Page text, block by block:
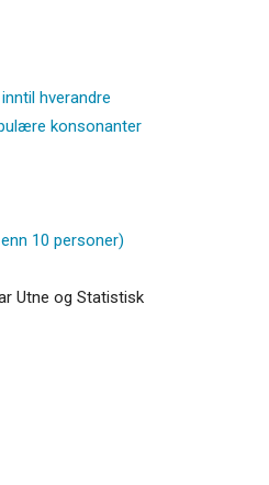
hverandre
konsonanter
10 personer)
Utne og Statistisk